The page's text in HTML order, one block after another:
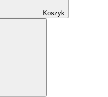
Koszyk